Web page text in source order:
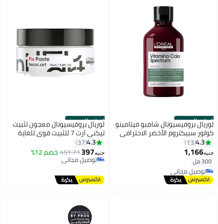
الستور الرسمي
لوريال بروفيسيونال شامبو فيتامينو
كولور سبيكتروم الأخضر الاحترافي
4.3
13
جنيه1,166
300 ملتوصيل مجاني
تم بيع +10 مؤخرًا
توصيل مجاني
الستور الرسمي
لوريال بروفيسيونال معجون تثبيت
تيكني آرت 7 لتثبيت قوي للغاية
4.3
37
جنيه397
451.71خصم 12% توصيل مجاني
باقي 1 وحدات في المخزون